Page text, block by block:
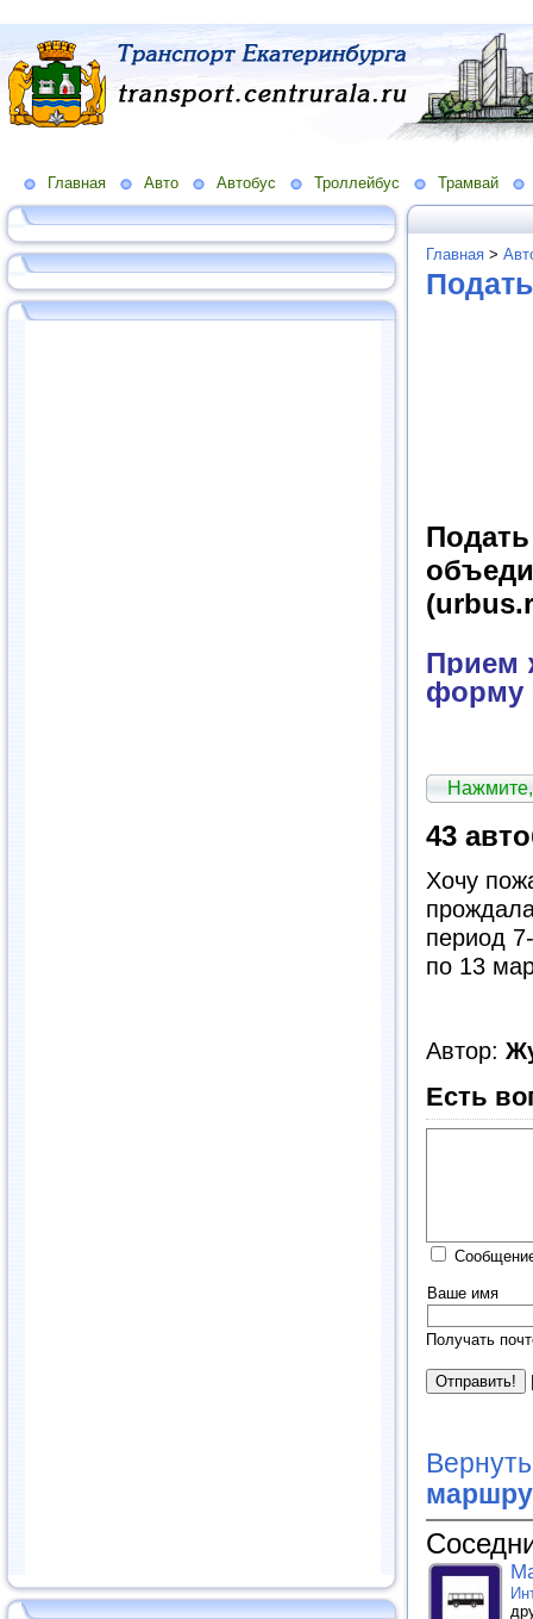
Главная Авто Автобус Троллейбус Трамвай
Главная >
Прием
форму
43
Хочу
период
по 13
Автор:
Есть
Ваше имя
Получать